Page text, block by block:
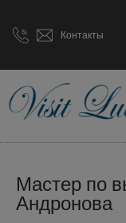
Контакты
Мастер по
Андронова